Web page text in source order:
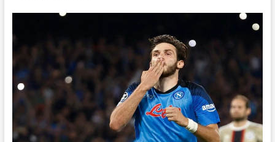
t
n